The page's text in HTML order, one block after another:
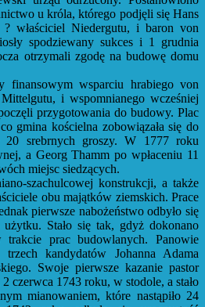
u króla, którego podjęli się Hans
właściciel Niedergutu, i baron von
spodziewany sukces i 1 grudnia
otrzymali zgodę na budowę domu
finansowym wsparciu hrabiego von
i wspomnianego wcześniej
przygotowania do budowy. Plac
gmina kościelna zobowiązała się do
20 srebrnych groszy. W 1777 roku
a Georg Thamm po wpłaceniu 11
miejsc siedzących.
szachulcowej konstrukcji, a także
obu majątków ziemskich. Prace
pierwsze nabożeństwo odbyło się
Stało się tak, gdyż dokonano
prac budowlanych. Panowie
kandydatów Johanna Adama
Swoje pierwsze kazanie pastor
czerwca 1743 roku, w stodole, a stało
mianowaniem, które nastąpiło 24